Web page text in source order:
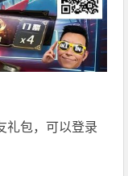
礼包，可以登录